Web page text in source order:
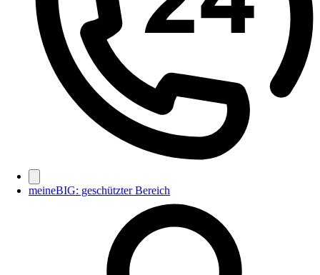
meineBIG: geschützter Bereich